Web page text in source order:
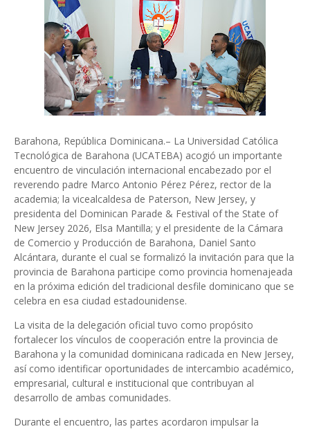
Barahona, República Dominicana.– La Universidad Católica
Tecnológica de Barahona (UCATEBA) acogió un importante
encuentro de vinculación internacional encabezado por el
reverendo padre Marco Antonio Pérez Pérez, rector de la
academia; la vicealcaldesa de Paterson, New Jersey, y
presidenta del Dominican Parade & Festival of the State of
New Jersey 2026, Elsa Mantilla; y el presidente de la Cámara
de Comercio y Producción de Barahona, Daniel Santo
Alcántara, durante el cual se formalizó la invitación para que la
provincia de Barahona participe como provincia homenajeada
en la próxima edición del tradicional desfile dominicano que se
celebra en esa ciudad estadounidense.
La visita de la delegación oficial tuvo como propósito
fortalecer los vínculos de cooperación entre la provincia de
Barahona y la comunidad dominicana radicada en New Jersey,
así como identificar oportunidades de intercambio académico,
empresarial, cultural e institucional que contribuyan al
desarrollo de ambas comunidades.
Durante el encuentro, las partes acordaron impulsar la